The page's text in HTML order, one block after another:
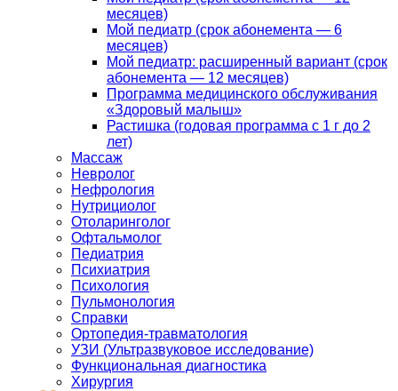
месяцев)
Мой педиатр (срок абонемента — 6
месяцев)
Мой педиатр: расширенный вариант (срок
абонемента — 12 месяцев)
Программа медицинского обслуживания
«Здоровый малыш»
Растишка (годовая программа с 1 г до 2
лет)
Массаж
Невролог
Нефрология
Нутрициолог
Отоларинголог
Офтальмолог
Педиатрия
Психиатрия
Психология
Пульмонология
Справки
Ортопедия-травматология
УЗИ (Ультразвуковое исследование)
Функциональная диагностика
Хирургия